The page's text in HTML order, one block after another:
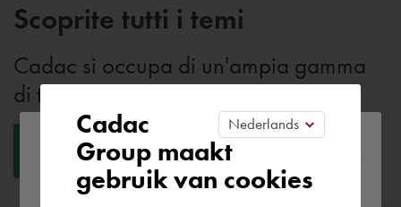
Scoprite tutti i temi
Cadac si occupa di un'ampia gamma
di temi. Scopriteli tutti.
Tutti i temi
Please confirm your current
region
Cadac
Group maakt
gebruik van cookies